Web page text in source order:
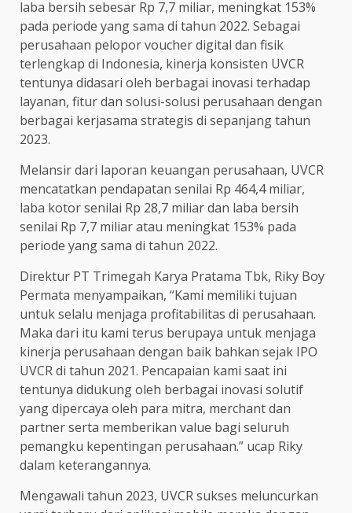
laba bersih sebesar Rp 7,7 miliar, meningkat 153%
pada periode yang sama di tahun 2022. Sebagai
perusahaan pelopor voucher digital dan fisik
terlengkap di Indonesia, kinerja konsisten UVCR
tentunya didasari oleh berbagai inovasi terhadap
layanan, fitur dan solusi-solusi perusahaan dengan
berbagai kerjasama strategis di sepanjang tahun
2023.
Melansir dari laporan keuangan perusahaan, UVCR
mencatatkan pendapatan senilai Rp 464,4 miliar,
laba kotor senilai Rp 28,7 miliar dan laba bersih
senilai Rp 7,7 miliar atau meningkat 153% pada
periode yang sama di tahun 2022.
Direktur PT Trimegah Karya Pratama Tbk, Riky Boy
Permata menyampaikan, “Kami memiliki tujuan
untuk selalu menjaga profitabilitas di perusahaan.
Maka dari itu kami terus berupaya untuk menjaga
kinerja perusahaan dengan baik bahkan sejak IPO
UVCR di tahun 2021. Pencapaian kami saat ini
tentunya didukung oleh berbagai inovasi solutif
yang dipercaya oleh para mitra, merchant dan
partner serta memberikan value bagi seluruh
pemangku kepentingan perusahaan.” ucap Riky
dalam keterangannya.
Mengawali tahun 2023, UVCR sukses meluncurkan